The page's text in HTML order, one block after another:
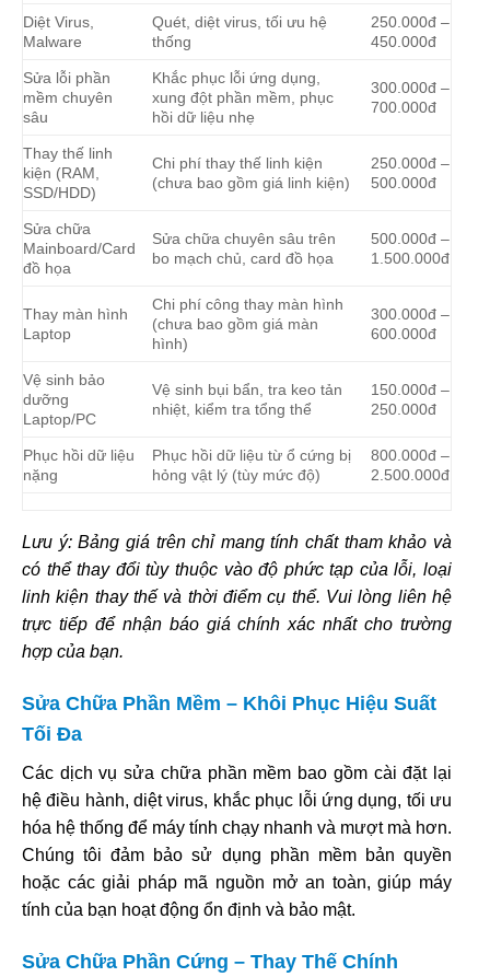
Diệt Virus,
Malware
Quét, diệt virus, tối ưu hệ
thống
250.000đ –
450.000đ
Sửa lỗi phần
mềm chuyên
sâu
Khắc phục lỗi ứng dụng,
xung đột phần mềm, phục
hồi dữ liệu nhẹ
300.000đ –
700.000đ
Thay thế linh
kiện (RAM,
SSD/HDD)
Chi phí thay thế linh kiện
(chưa bao gồm giá linh kiện)
250.000đ –
500.000đ
Sửa chữa
Mainboard/Card
đồ họa
Sửa chữa chuyên sâu trên
bo mạch chủ, card đồ họa
500.000đ –
1.500.000đ
Thay màn hình
Laptop
Chi phí công thay màn hình
(chưa bao gồm giá màn
hình)
300.000đ –
600.000đ
Vệ sinh bảo
dưỡng
Laptop/PC
Vệ sinh bụi bẩn, tra keo tản
nhiệt, kiểm tra tổng thể
150.000đ –
250.000đ
Phục hồi dữ liệu
nặng
Phục hồi dữ liệu từ ổ cứng bị
hỏng vật lý (tùy mức độ)
800.000đ –
2.500.000đ
Lưu ý: Bảng giá trên chỉ mang tính chất tham khảo và
có thể thay đổi tùy thuộc vào độ phức tạp của lỗi, loại
linh kiện thay thế và thời điểm cụ thể. Vui lòng liên hệ
trực tiếp để nhận báo giá chính xác nhất cho trường
hợp của bạn.
Sửa Chữa Phần Mềm – Khôi Phục Hiệu Suất
Tối Đa
Các dịch vụ sửa chữa phần mềm bao gồm cài đặt lại
hệ điều hành, diệt virus, khắc phục lỗi ứng dụng, tối ưu
hóa hệ thống để máy tính chạy nhanh và mượt mà hơn.
Chúng tôi đảm bảo sử dụng phần mềm bản quyền
hoặc các giải pháp mã nguồn mở an toàn, giúp máy
tính của bạn hoạt động ổn định và bảo mật.
Sửa Chữa Phần Cứng – Thay Thế Chính